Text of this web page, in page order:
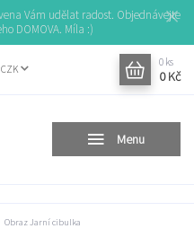
Vám udělat radost. Objednávejte
DOMOVA. Míla :)
Menu
CZK
0 ks
0 Kč
Obraz Jarní cibulka